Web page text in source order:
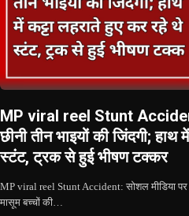
MP viral reel Stunt
छीनी तीन भाइयों की जिंदगी;
स्टंट, ट्रक से हुई भीषण टक्कर
MP viral reel Stunt Accident: सोशल मीडिया
मासूम बच्चों की…